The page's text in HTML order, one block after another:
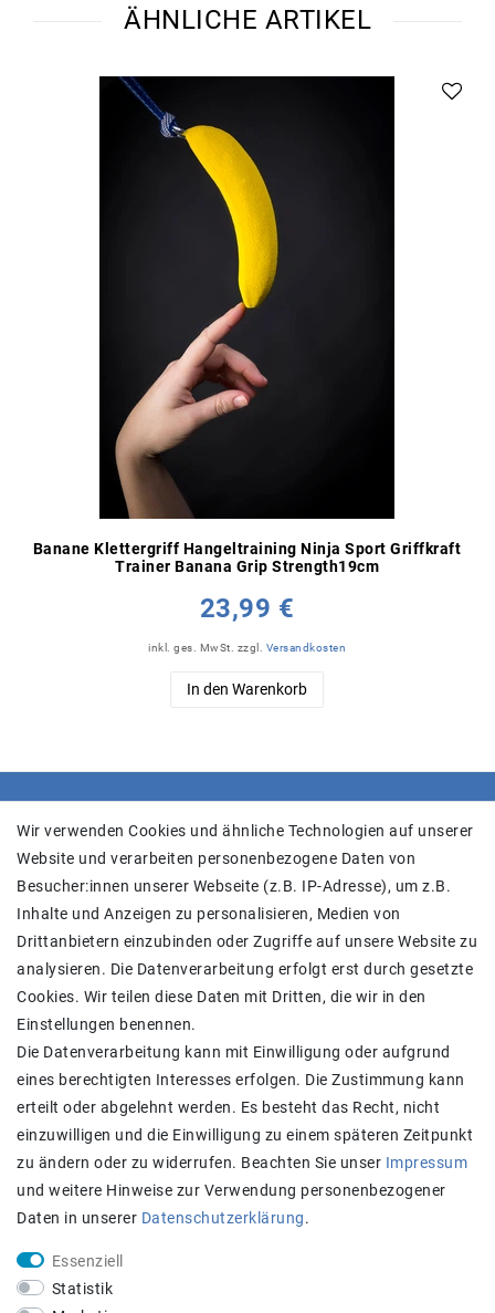
ÄHNLICHE ARTIKEL
Banane Klettergriff Hangeltraining Ninja Sport Griffkraft
Trainer Banana Grip Strength19cm
23,99 €
inkl. ges. MwSt. zzgl. Versandkosten
In den Warenkorb
SHOP
Versand
Widerrufs­recht
Widerrufs­formular
Impressum
Daten­schutz­erklärung
AGB
Kontakt
Zahlung und Versand
Wir verwenden Cookies und ähnliche Technologien auf unserer
Website und verarbeiten personenbezogene Daten von
Besucher:innen unserer Webseite (z.B. IP-Adresse), um z.B.
Inhalte und Anzeigen zu personalisieren, Medien von
Drittanbietern einzubinden oder Zugriffe auf unsere Website zu
analysieren. Die Datenverarbeitung erfolgt erst durch gesetzte
Cookies. Wir teilen diese Daten mit Dritten, die wir in den
Einstellungen benennen.
Die Datenverarbeitung kann mit Einwilligung oder aufgrund
eines berechtigten Interesses erfolgen. Die Zustimmung kann
erteilt oder abgelehnt werden. Es besteht das Recht, nicht
einzuwilligen und die Einwilligung zu einem späteren Zeitpunkt
zu ändern oder zu widerrufen. Beachten Sie unser Impressum
und weitere Hinweise zur Verwendung personenbezogener
Daten in unserer Daten­schutz­erklärung.
Essenziell
Statistik